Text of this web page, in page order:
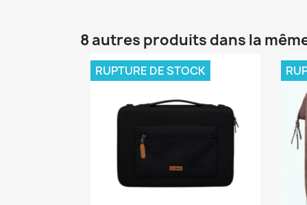
8 autres produits dans la
RUPTURE DE STOCK